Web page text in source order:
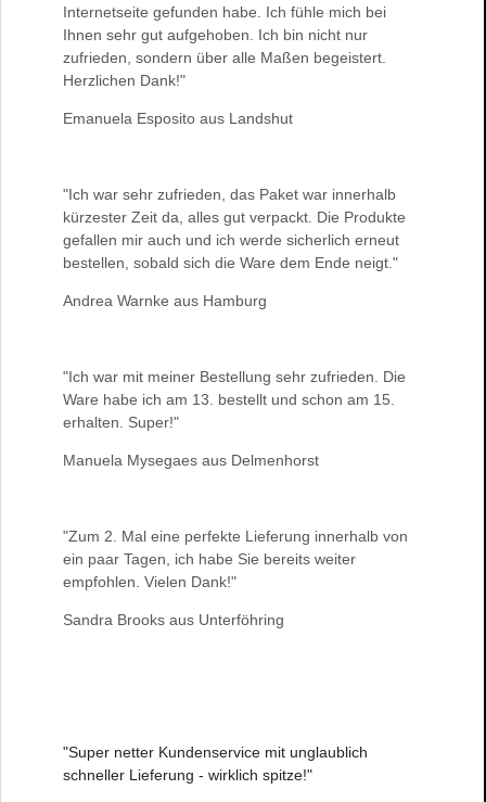
Internetseite gefunden habe. Ich fühle mich bei
Ihnen sehr gut aufgehoben. Ich bin nicht nur
zufrieden, sondern über alle Maßen begeistert.
Herzlichen Dank!"
Emanuela Esposito aus Landshut
"Ich war sehr zufrieden, das Paket war innerhalb
kürzester Zeit da, alles gut verpackt. Die Produkte
gefallen mir auch und ich werde sicherlich erneut
bestellen, sobald sich die Ware dem Ende neigt."
Andrea Warnke aus Hamburg
"Ich war mit meiner Bestellung sehr zufrieden. Die
Ware habe ich am 13. bestellt und schon am 15.
erhalten. Super!"
Manuela Mysegaes aus Delmenhorst
"Zum 2. Mal eine perfekte Lieferung innerhalb von
ein paar Tagen, ich habe Sie bereits weiter
empfohlen. Vielen Dank!"
Sandra Brooks aus Unterföhring
"Super netter Kundenservice mit unglaublich
schneller Lieferung - wirklich spitze!"